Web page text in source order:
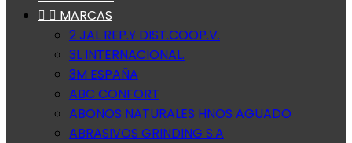
  MARCAS
2 JAL REP.Y DIST.COOP.V.
3L INTERNACIONAL.
3M ESPAÑA
ABC CONFORT
ABONOS NATURALES HNOS AGUADO
ABRASIVOS GRINDING S.A